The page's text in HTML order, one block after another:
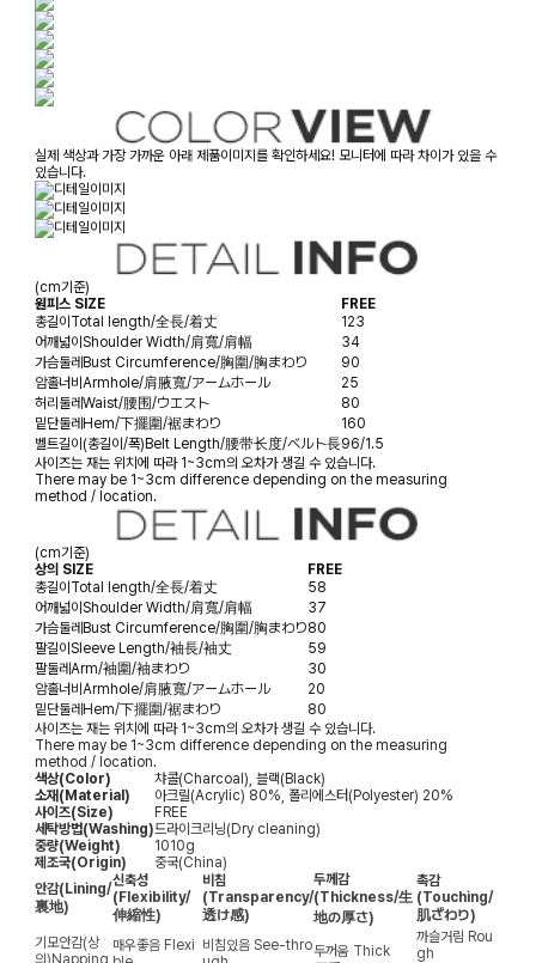
실제 색상과 가장 가까운 아래 제품이미지를 확인하세요! 모니터에 따라 차이가 있을 수
있습니다.
(cm기준)
원피스 SIZE
FREE
총길이Total length/全長/着丈
123
어깨넓이Shoulder Width/肩寬/肩幅
34
가슴둘레Bust Circumference/胸圍/胸まわり
90
암홀너비Armhole/肩腋寬/アームホール
25
허리둘레Waist/腰围/ウエスト
80
밑단둘레Hem/下擺圍/裾まわり
160
벨트길이(총길이/폭)Belt Length/腰带长度/ベルト長96/1.5
사이즈는 재는 위치에 따라 1~3cm의 오차가 생길 수 있습니다.
There may be 1~3cm difference depending on the measuring
method / location.
(cm기준)
상의 SIZE
FREE
총길이 Total length/全長/着丈
58
어깨넓이 Shoulder Width/肩寬/肩幅
37
가슴둘레 Bust Circumference/胸圍/胸まわり80
팔길이 Sleeve Length/袖長/袖丈
59
팔둘레 Arm/袖圍/袖まわり
30
암홀너비 Armhole/肩腋寬/アームホール
20
밑단둘레 Hem/下擺圍/裾まわり
80
사이즈는 재는 위치에 따라 1~3cm의 오차가 생길 수 있습니다.
There may be 1~3cm difference depending on the measuring
method / location.
색상(Color)
챠콜(Charcoal), 블랙(Black)
소재(Material)
아크릴(Acrylic) 80%, 폴리에스터(Polyester) 20%
사이즈(Size)
FREE
세탁방법(Washing)드라이크리닝(Dry cleaning)
중량(Weight)
1010g
제조국(Origin)
중국(China)
안감(Lining/
裏地)
신축성
(Flexibility/
伸縮性)
비침
(Transparency/
透け感)
두께감
(Thickness/生
地の厚さ)
촉감
(Touching/
肌ざわり)
기모안감(상
매우좋음 Flexi 비침있음 See-thro두꺼움 Thick
까슬거림 Rou
gh